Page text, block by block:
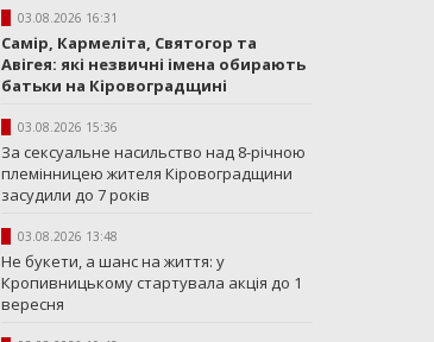
03.08.2026 16:31
Самір, Кармеліта, Святогор та
Авігея: які незвичні імена обирають
батьки на Кіровоградщині
03.08.2026 15:36
За сексуальне насильство над 8-річною
племінницею жителя Кіровоградщини
засудили до 7 років
03.08.2026 13:48
Не букети, а шанс на життя: у
Кропивницькому стартувала акція до 1
вересня